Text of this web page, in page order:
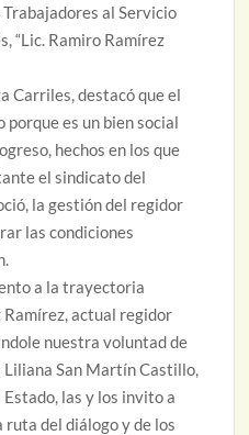
al Servicio
“Lic. Ramiro Ramírez
Carriles, destacó que el
es un bien social
hechos en los que
el sindicato del
la gestión del regidor
las condiciones
a la trayectoria
actual regidor
nuestra voluntad de
San Martín Castillo,
las y los invito a
ruta del diálogo y de los